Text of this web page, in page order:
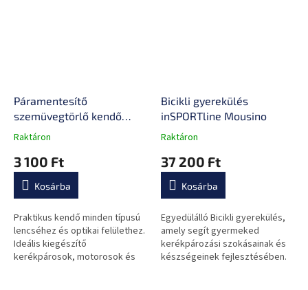
Páramentesítő
szemüvegtörlő kendő
inSPORTline Streep,
48 órás hatás, 15 x 17 cm
A
átlagos
értékelése
0,0
csillag.
Raktáron
3 100 Ft
Kosárba
Praktikus kendő minden típusú
lencséhez és optikai felülethez.
Ideális kiegészítő
kerékpárosok, motorosok és
Bicikli gyerekülés
inSPORTline Mousino
A
átlagos
értékelése
0,0
csillag.
Raktáron
37 200 Ft
Kosárba
Egyedülálló Bicikli gyerekülés,
amely segít gyermeked
kerékpározási szokásainak és
készségeinek fejlesztésében.